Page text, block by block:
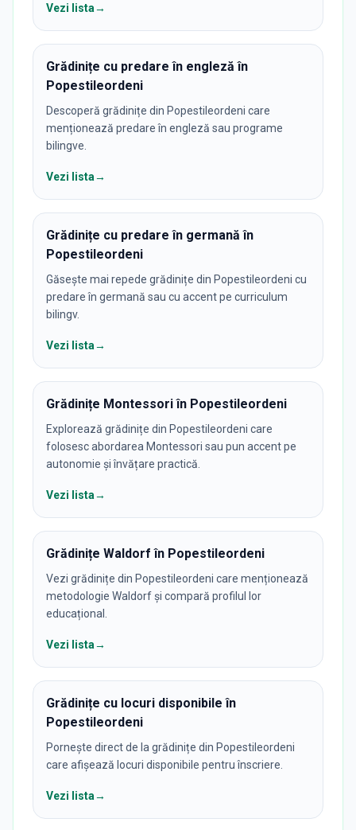
Vezi lista→
Grădinițe cu predare în engleză în
Popestileordeni
Descoperă grădinițe din Popestileordeni care
menționează predare în engleză sau programe
bilingve.
Vezi lista→
Grădinițe cu predare în germană în
Popestileordeni
Găsește mai repede grădinițe din Popestileordeni cu
predare în germană sau cu accent pe curriculum
bilingv.
Vezi lista→
Grădinițe Montessori în Popestileordeni
Explorează grădinițe din Popestileordeni care
folosesc abordarea Montessori sau pun accent pe
autonomie și învățare practică.
Vezi lista→
Grădinițe Waldorf în Popestileordeni
Vezi grădinițe din Popestileordeni care menționează
metodologie Waldorf și compară profilul lor
educațional.
Vezi lista→
Grădinițe cu locuri disponibile în
Popestileordeni
Pornește direct de la grădinițe din Popestileordeni
care afișează locuri disponibile pentru înscriere.
Vezi lista→